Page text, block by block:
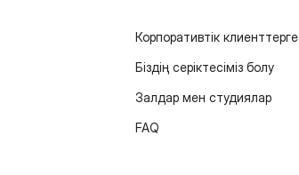
Корпоративтік клиенттерге
Біздің серіктесіміз болу
Залдар мен студиялар
FAQ